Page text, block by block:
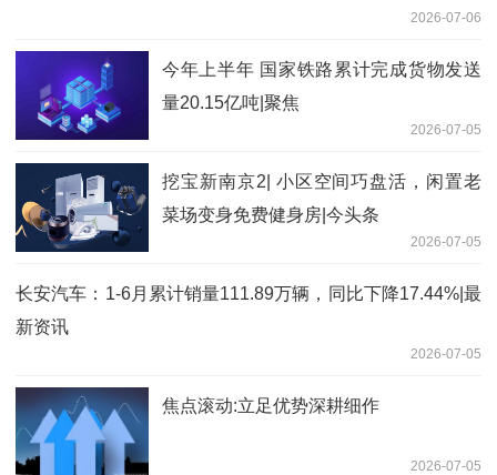
2026-07-06
今年上半年 国家铁路累计完成货物发送
量20.15亿吨|聚焦
2026-07-05
挖宝新南京2| 小区空间巧盘活，闲置老
菜场变身免费健身房|今头条
2026-07-05
长安汽车：1-6月累计销量111.89万辆，同比下降17.44%|最
新资讯
2026-07-05
焦点滚动:立足优势深耕细作
2026-07-05